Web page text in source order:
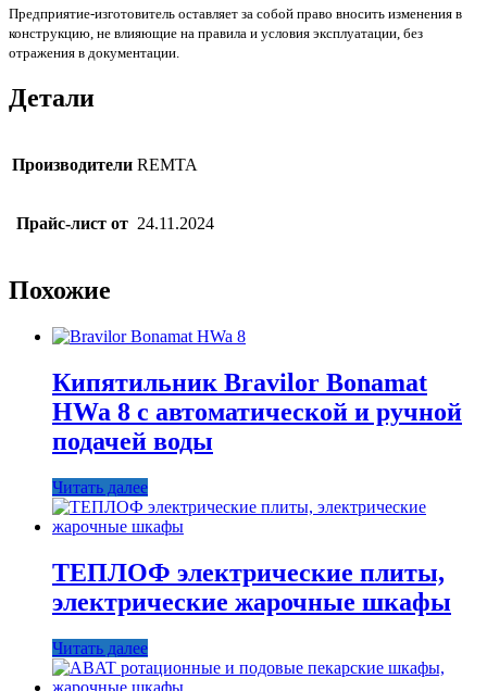
Предприятие-изготовитель оставляет за собой право вносить изменения в
конструкцию, не влияющие на правила и условия эксплуатации, без
отражения в документации.
Детали
Производители REMTA
Прайс-лист от 24.11.2024
Похожие
Кипятильник Bravilor Bonamat
HWa 8 с автоматической и ручной
подачей воды
Читать далее
ТЕПЛОФ электрические плиты,
электрические жарочные шкафы
Читать далее